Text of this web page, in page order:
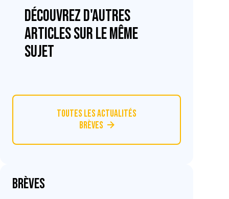
Découvrez d'autres
articles sur le même
sujet
Toutes les actualités
Brèves
Brèves